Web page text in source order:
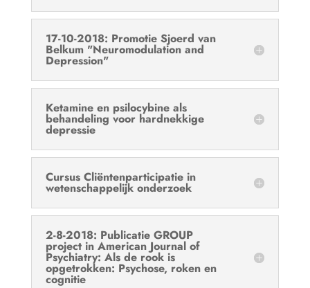
17-10-2018: Promotie Sjoerd van
Belkum "Neuromodulation and
Depression"
Ketamine en psilocybine als
behandeling voor hardnekkige
depressie
Cursus Cliëntenparticipatie in
wetenschappelijk onderzoek
2-8-2018: Publicatie GROUP
project in American Journal of
Psychiatry: Als de rook is
opgetrokken: Psychose, roken en
cognitie